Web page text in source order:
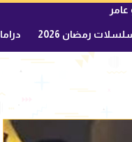
رمضان 2026 دراما